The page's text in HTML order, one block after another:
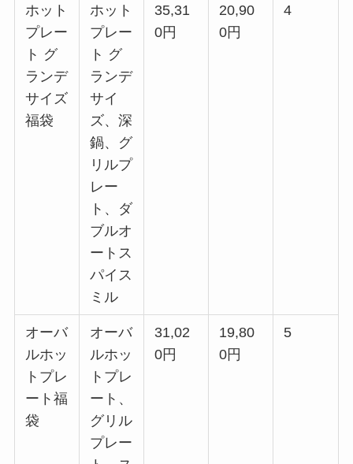
ホット
プレー
ト グ
ランデ
サイズ
福袋
ホット
プレー
ト グ
ランデ
サイ
ズ、深
鍋、グ
リルプ
レー
ト、ダ
ブルオ
ートス
パイス
ミル
35,31
0円
20,90
0円
4
オーバ
ルホッ
トプレ
ート福
袋
オーバ
ルホッ
トプレ
ート、
グリル
プレー
31,02
0円
19,80
0円
5